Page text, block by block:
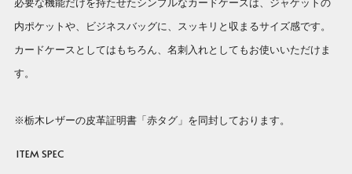
内ポケットや、ビジネスバッグに、スッキリと収まるサイズ感です。
カードケースとしてはもちろん、名刺入れとしてもお使いいただけま
す。
※栃木レザーの皮革証明書「赤タグ」を同封しております。
ITEM SPEC